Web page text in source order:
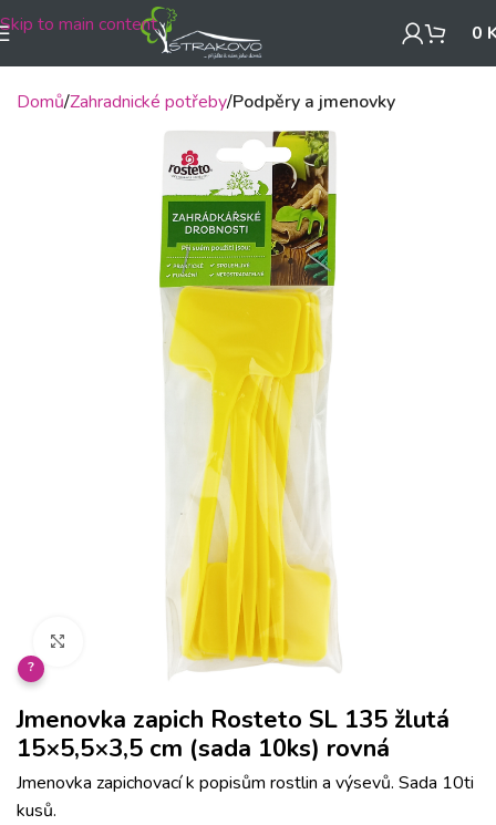
Skip to main content 0
Domů Zahradnické potřeby Podpěry a jmenovky
Klikněte pro zvětšení
?
Jmenovka zapich Rosteto SL 135 žlutá
15×5,5×3,5 cm (sada 10ks) rovná
Jmenovka zapichovací k popisům rostlin a výsevů. Sada 10ti
kusů.